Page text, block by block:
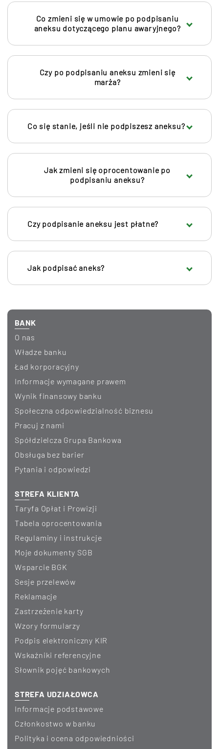
Co zmieni się w umowie po podpisaniu
aneksu dotyczącego planu awaryjnego?
Czy po podpisaniu aneksu zmieni się
marża?
Co się stanie, jeśli nie podpiszesz aneksu?
Jak zmieni się oprocentowanie po
podpisaniu aneksu?
Czy podpisanie aneksu jest płatne?
Jak podpisać aneks?
BANK
O nas
Władze banku
Ład korporacyjny
informacje wymagane prawem
wynik finansowy banku
Społeczna odpowiedzialność biznesu
Pracuj z nami
Spółdzielcza Grupa Bankowa
Obsługa bez barier
Pytania i odpowiedzi
STREFA KLIENTA
Taryfa Opłat i Prowizji
Tabela oprocentowania
Regulaminy i instrukcje
Moje dokumenty SGB
Wsparcie BGK
Sesje przelewów
Reklamacje
Zastrzeżenie karty
Wzory formularzy
Podpis elektroniczny KIR
Wskaźniki referencyjne
Słownik pojęć bankowych
STREFA UDZIAŁOWCA
Informacje podstawowe
Członkostwo w banku
Polityka i ocena odpowiedniości